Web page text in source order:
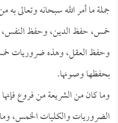
جملة ما أمر الله سبحانه وتعالى
خمس، حفظ الدين، وحفظ
وحفظ العقل، وهذه ضروريات
بحفظها وصونها.
وما كان من الشريعة من فروع
الضروريات والكليات الخمس،